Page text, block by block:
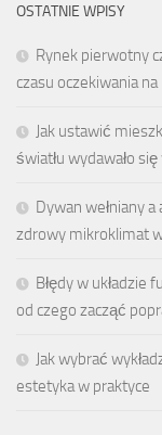
OSTATNIE WPISY
Rynek pierwotny
czasu oczekiwania
Jak ustawić
światłu wydawało
Dywan wełniany
zdrowy mikroklimat
Błędy w układzie
od czego zacząć
Jak wybrać
estetyka w praktyce